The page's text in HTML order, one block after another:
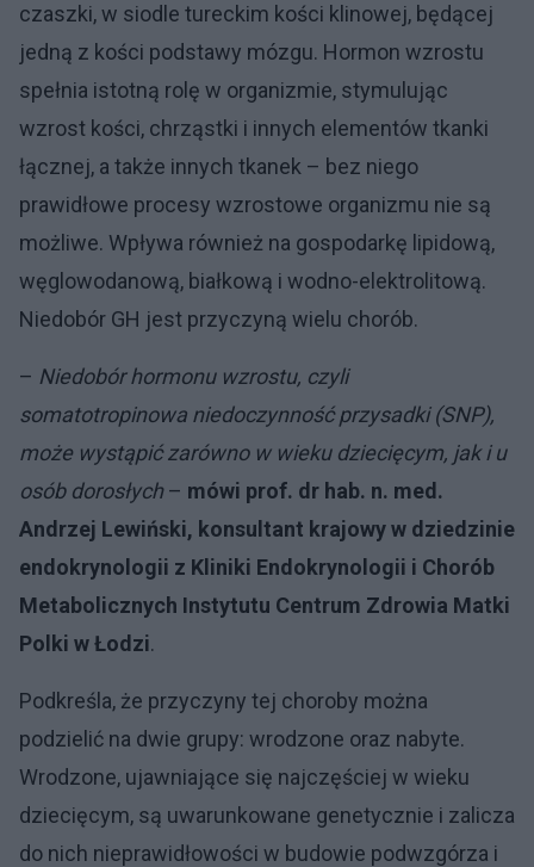
czaszki, w siodle tureckim kości klinowej, będącej
jedną z kości podstawy mózgu. Hormon wzrostu
spełnia istotną rolę w organizmie, stymulując
wzrost kości, chrząstki i innych elementów tkanki
łącznej, a także innych tkanek – bez niego
prawidłowe procesy wzrostowe organizmu nie są
możliwe. Wpływa również na gospodarkę lipidową,
węglowodanową, białkową i wodno-elektrolitową.
Niedobór GH jest przyczyną wielu chorób.
– Niedobór hormonu wzrostu, czyli
somatotropinowa niedoczynność przysadki (SNP),
może wystąpić zarówno w wieku dziecięcym, jak i u
osób dorosłych– mówi prof. dr hab. n. med.
Andrzej Lewiński, konsultant krajowy w dziedzinie
endokrynologii z Kliniki Endokrynologii i Chorób
Metabolicznych Instytutu Centrum Zdrowia Matki
Polki w Łodzi.
Podkreśla, że przyczyny tej choroby można
podzielić na dwie grupy: wrodzone oraz nabyte.
Wrodzone, ujawniające się najczęściej w wieku
dziecięcym, są uwarunkowane genetycznie i zalicza
do nich nieprawidłowości w budowie podwzgórza i